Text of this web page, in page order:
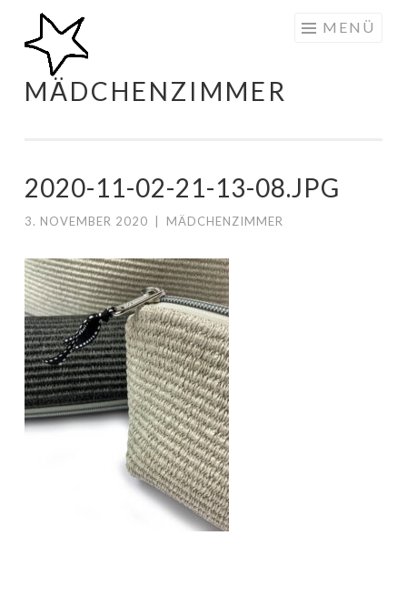
Zum
Inhalt
springen
MÄDCHENZIMMER
MENÜ
2020-11-02-21-13-08.JPG
3. NOVEMBER 2020 MÄDCHENZIMMER